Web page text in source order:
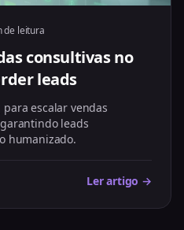
de leitura
consultivas no
leads
escalar vendas
leads
humanizado.
Ler artigo →